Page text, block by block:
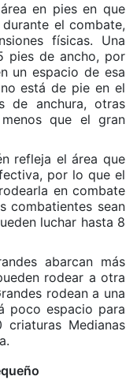
en pies en que
el combate,
físicas. Una
pies de ancho, por
un espacio de esa
está de pie en el
de anchura, otras
que el gran
refleja el área que
por lo que el
en combate
combatientes sean
luchar hasta 8
abarcan más
rodear a otra
rodean a una
poco espacio para
Medianas